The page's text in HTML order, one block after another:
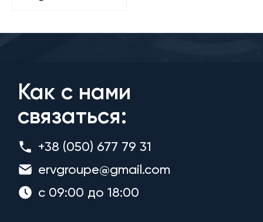
Как с нами
связаться:
+38 (050) 677 79 31
ervgroupe@gmail.com
с 09:00 до 18:00